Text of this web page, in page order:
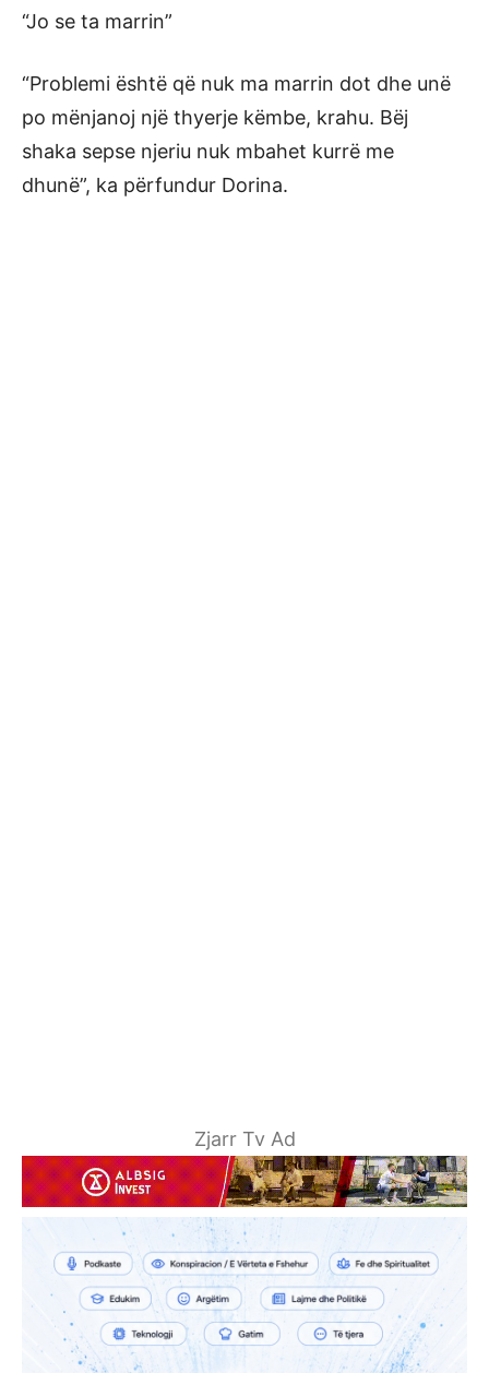
“Jo se ta marrin”
“Problemi është që nuk ma marrin dot dhe unë
po mënjanoj një thyerje këmbe, krahu. Bëj
shaka sepse njeriu nuk mbahet kurrë me
dhunë”, ka përfundur Dorina.
Zjarr Tv Ad